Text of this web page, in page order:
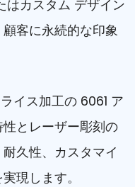
はカスタム デザイン
客に永続的な印象
イス加工の 6061 ア
とレーザー彫刻の
久性、カスタマイ
現します。